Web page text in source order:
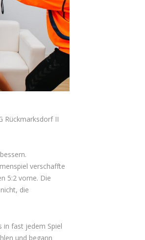
Rückmarksdorf II
verschaffte
5:2 vorne. Die
die
in fast jedem Spiel
und begann